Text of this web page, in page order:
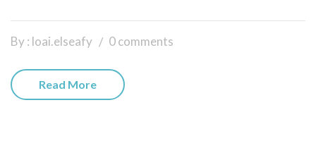
By : loai.elseafy 0 comments
Read More